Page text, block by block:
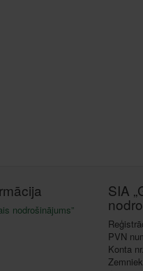
nodrošinājums”
SIA
PVN
Konta